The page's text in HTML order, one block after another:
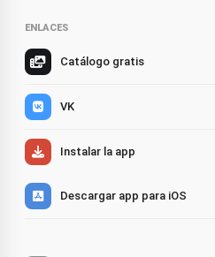
ENLACES
Catálogo gratis
VK
Instalar la app
Descargar app para iOS